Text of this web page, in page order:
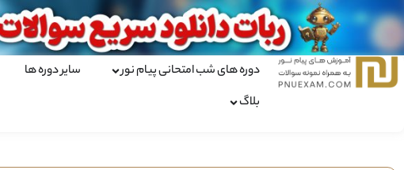
دوره های شب امتحانی پیام نور سایر دوره ها
بلاگ